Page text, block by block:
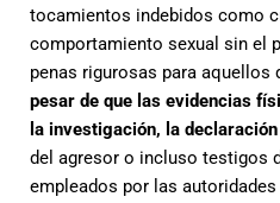
tocamientos indebidos como
comportamiento sexual sin el
penas rigurosas para
pesar de que las evidencias
la investigación, la
del agresor o incluso testigos
empleados por las